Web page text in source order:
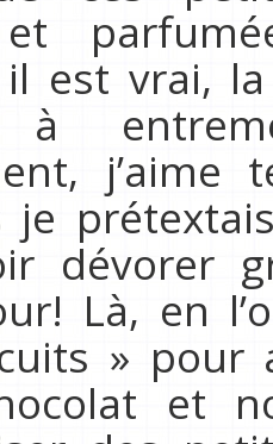
et
il est vrai,
je
dévorer
Là, en
» pour
et